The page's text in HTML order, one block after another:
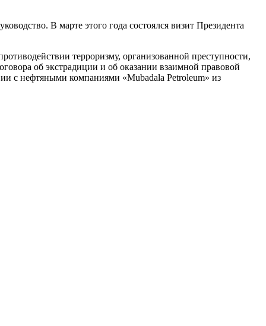
В марте этого года состоялся визит Президента
терроризму, организованной преступности,
об экстрадиции и об оказании взаимной правовой
с нефтяными компаниями «Mubadala Petroleum» из